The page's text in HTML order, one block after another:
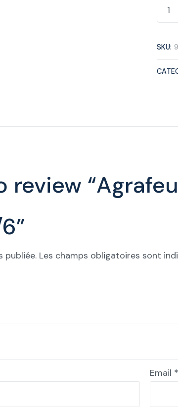
SKU:
review
publiée. Les champs obligatoires sont
Email *